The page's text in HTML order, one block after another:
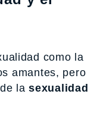
como la
amantes, pero
de lasexualidad